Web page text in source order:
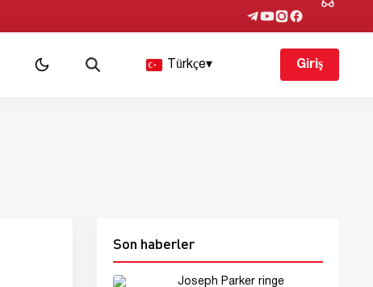
Türkçe▾ Giriş
Son haberler
Joseph Parker ringe